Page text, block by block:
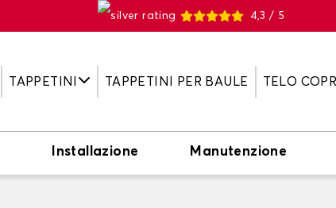
4,3 / 5
TAPPETINI TAPPETINI PER BAULE TELO
Installazione Manutenzione